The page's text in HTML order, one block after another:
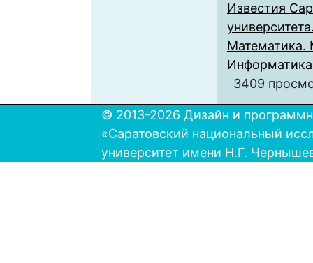
Известия
Математика.
3409
© 2013-2026 Дизайн и
«Саратовский национальный
университет имени Н.Г.